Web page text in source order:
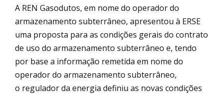
A REN Gasodutos, em nome do operador do
armazenamento subterrâneo, apresentou à ERSE
uma proposta para as condições gerais do contrato
de uso do armazenamento subterrâneo e, tendo
por base a informação remetida em nome do
operador do armazenamento subterrâneo,
o regulador da energia definiu as novas condições